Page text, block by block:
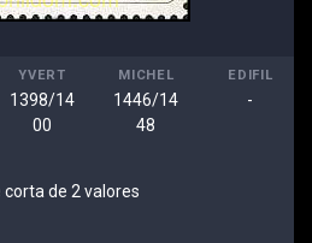
YVERT
1398/14
00
MICHEL
1446/14
48
EDIFIL
-
corta de 2 valores